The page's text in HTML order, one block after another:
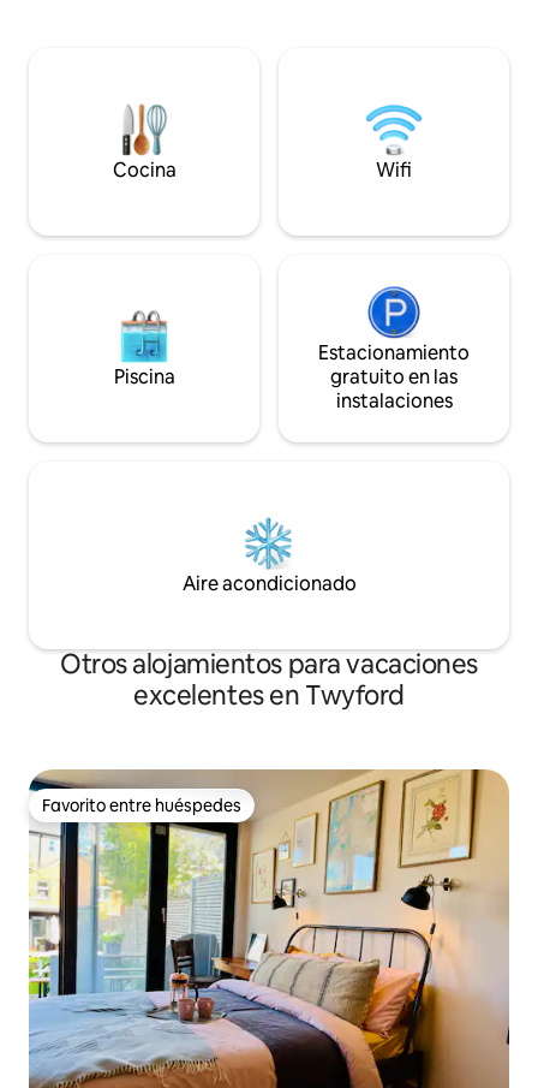
semana, con fácil acceso a Londres,
Oxford y Windsor. Mi estilo de hospedaje
relajado se adapta a tus prioridades y
necesidades.
barbacoas y
cubierta inferior
Cocina Wifi
Piscina
Estacionamiento
gratuito en las
instalaciones
Aire acondicionado
Otros alojamientos para vacaciones
excelentes en Twyford
Favorito entre huéspedes
Favorito entre huéspedes